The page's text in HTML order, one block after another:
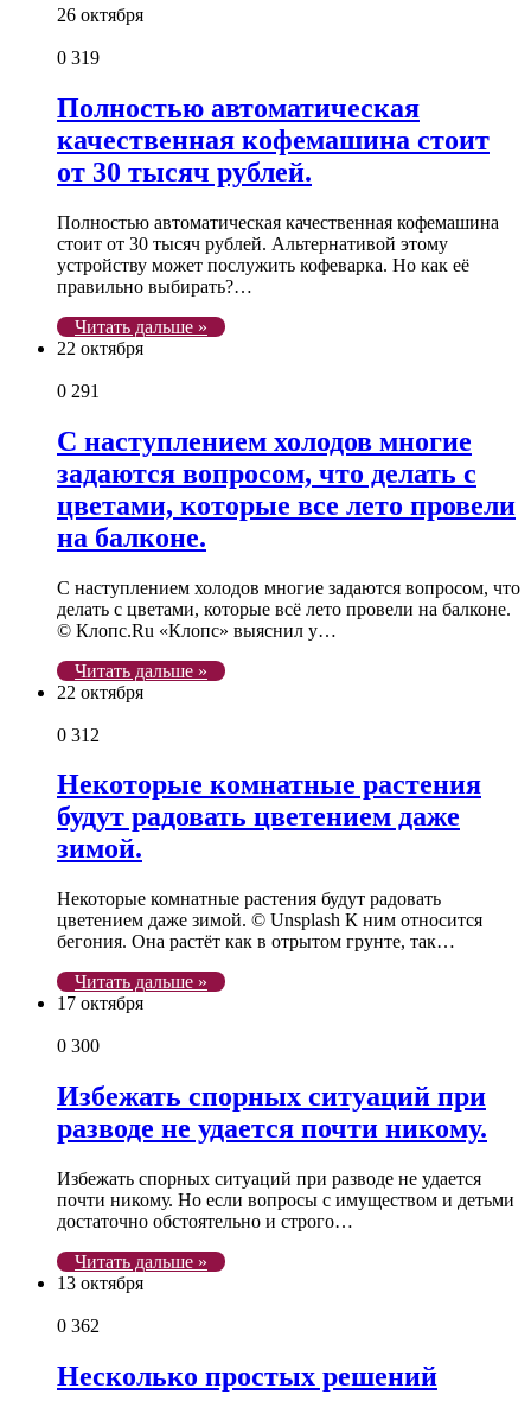
26 октября
0 319
Полностью автоматическая
качественная кофемашина стоит
от 30 тысяч рублей.
Полностью автоматическая качественная кофемашина
стоит от 30 тысяч рублей. Альтернативой этому
устройству может послужить кофеварка. Но как её
правильно выбирать?…
Читать дальше »
22 октября
0 291
С наступлением холодов многие
задаются вопросом, что делать с
цветами, которые все лето провели
на балконе.
С наступлением холодов многие задаются вопросом, что
делать с цветами, которые всё лето провели на балконе.
© Клопс.Ru «Клопс» выяснил у…
Читать дальше »
22 октября
0 312
Некоторые комнатные растения
будут радовать цветением даже
зимой.
Некоторые комнатные растения будут радовать
цветением даже зимой. © Unsplash К ним относится
бегония. Она растёт как в отрытом грунте, так…
Читать дальше »
17 октября
0 300
Избежать спорных ситуаций при
разводе не удается почти никому.
Избежать спорных ситуаций при разводе не удается
почти никому. Но если вопросы с имуществом и детьми
достаточно обстоятельно и строго…
Читать дальше »
13 октября
0 362
Несколько простых решений